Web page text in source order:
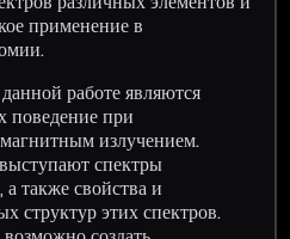
применение в
работе являются
поведение при
излучением.
спектры
также свойства и
структур этих спектров.